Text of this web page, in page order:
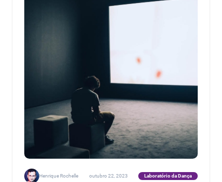
Henrique Rochelle outubro 22, 2023 Laboratório da Dança